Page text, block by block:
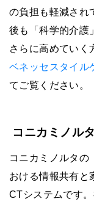
の負担も軽減され
後も「科学的介護
さらに高めていく
ベネッセスタイル
てご覧ください。
コニカミノル
コニカミノルタの
おける情報共有と
CTシステムです